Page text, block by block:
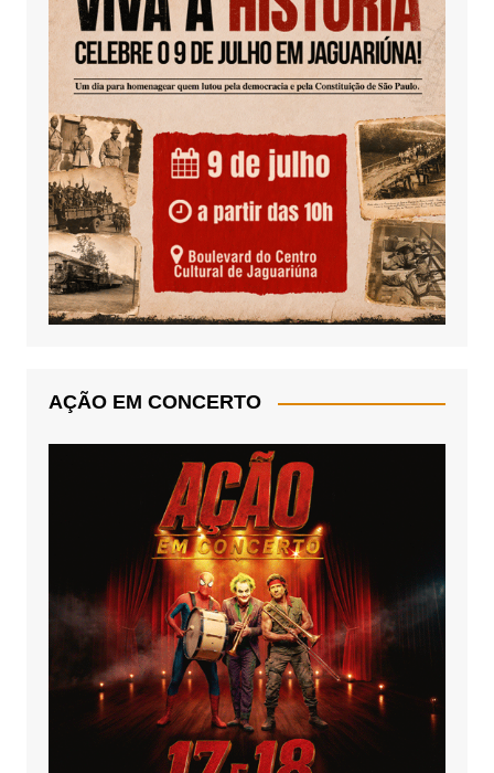
AÇÃO EM CONCERTO